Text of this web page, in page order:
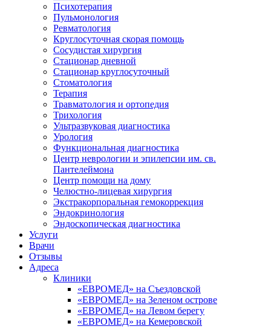
Психотерапия
Пульмонология
Ревматология
Круглосуточная скорая помощь
Сосудистая хирургия
Стационар дневной
Стационар круглосуточный
Стоматология
Терапия
Травматология и ортопедия
Трихология
Ультразвуковая диагностика
Урология
Функциональная диагностика
Центр неврологии и эпилепсии им. св.
Пантелеймона
Центр помощи на дому
Челюстно-лицевая хирургия
Экстракорпоральная гемокоррекция
Эндокринология
Эндоскопическая диагностика
Услуги
Врачи
Отзывы
Адреса
Клиники
«ЕВРОМЕД» на Съездовской
«ЕВРОМЕД» на Зеленом острове
«ЕВРОМЕД» на Левом берегу
«ЕВРОМЕД» на Кемеровской